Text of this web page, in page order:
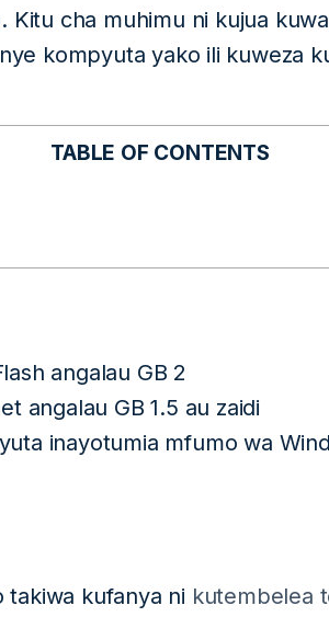
cha muhimu ni kujua
kompyuta yako ili kuweza
TABLE OF CONTENTS
angalau GB 2
angalau GB 1.5 au zaidi
inayotumia mfumo wa
takiwa kufanya ni kutembelea